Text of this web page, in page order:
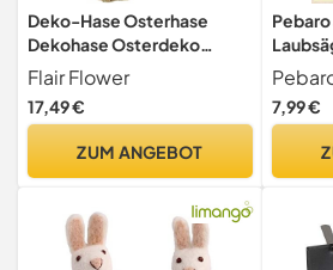
Deko-Hase Osterhase
Dekohase Osterdeko
Keramikhase Kaninchen
Ostern Frühling Dekoration
für Kränze Osterkränze
Frühlingsdekoration
Statue Figur Paar Set
Flair Flower
17,49 €
ZUM ANGEBOT
3mm
Motiv
Holz,
7,99 €